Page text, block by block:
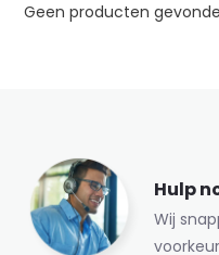
Geen producten
Hulp
Wij